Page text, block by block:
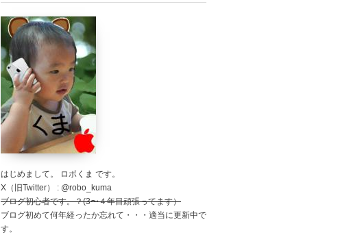
はじめまして。 ロボくま です。
X（旧Twitter） : @robo_kuma
ブログ初心者です。？(3〜４年目頑張ってます）
ブログ初めて何年経ったか忘れて・・・適当に更新中で
す。